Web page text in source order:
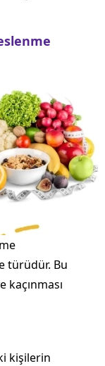
türüdür. Bu
kişilerin